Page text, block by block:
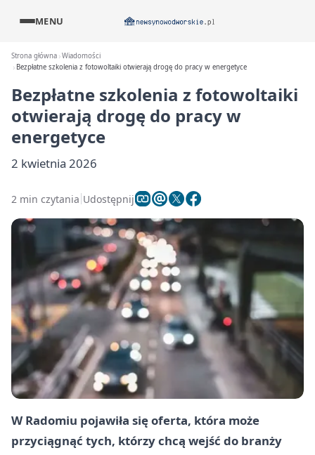
MENU
Strona główna Wiadomości
Bezpłatne szkolenia z fotowoltaiki otwierają drogę do pracy w energetyce
Bezpłatne szkolenia z fotowoltaiki
otwierają drogę do pracy w
energetyce
2 kwietnia 2026
2 min czytania Udostępnij
W Radomiu pojawiła się oferta, która może
przyciągnąć tych, którzy chcą wejść do branży